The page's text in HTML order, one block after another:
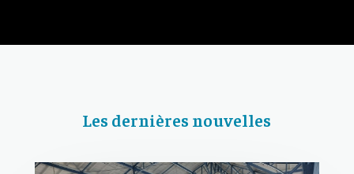
Les dernières nouvelles